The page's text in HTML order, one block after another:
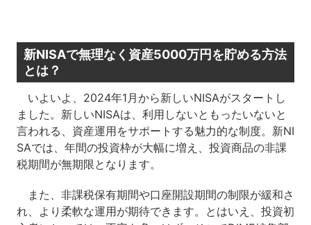
新NISAで無理なく資産5000万円を貯める方法
とは？
いよいよ、2024年1月から新しいNISAがスタートし
ました。新しいNISAは、利用しないともったいないと
言われる、資産運用をサポートする魅力的な制度。新NI
SAでは、年間の投資枠が大幅に増え、投資商品の非課
税期間が無期限となります。
また、非課税保有期間や口座開設期間の制限が緩和さ
れ、より柔軟な運用が期待できます。とはいえ、投資初